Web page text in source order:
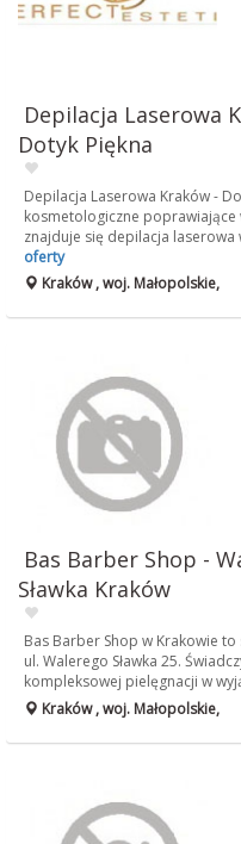
Depilacja Laserowa
Dotyk Piękna
Depilacja Laserowa Kraków -
kosmetologiczne poprawiające
znajduje się depilacja laserowa
oferty
Kraków , woj. Małopolskie,
Bas Barber Shop -
Sławka Kraków
Bas Barber Shop w Krakowie
ul. Walerego Sławka 25.
kompleksowej pielęgnacji w
Kraków , woj. Małopolskie,